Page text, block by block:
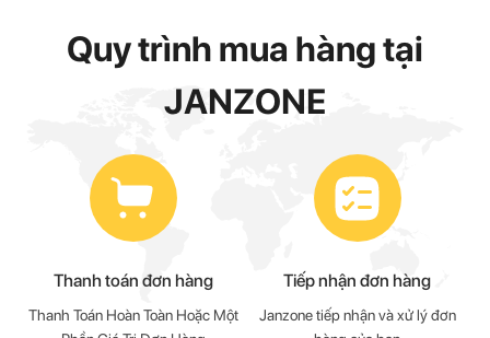
Quy trình mua hàng tại
JANZONE
Thanh toán đơn hàng
Thanh Toán Hoàn Toàn Hoặc Một
Tiếp nhận đơn hàng
Janzone tiếp nhận và xử lý đơn